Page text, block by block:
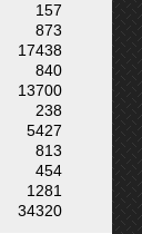
157
873
17438
840
13700
238
5427
813
454
1281
34320